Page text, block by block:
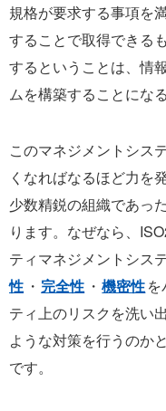
規格が要求する事項を
することで取得できる
するということは、情
ムを構築することにな
このマネジメントシス
くなればなるほど力を
少数精鋭の組織であっ
ります。なぜなら、
ティマネジメントシス
性 ・ 完全性 ・ 機密性
ティ上のリスクを洗い
ような対策を行うのか
です。